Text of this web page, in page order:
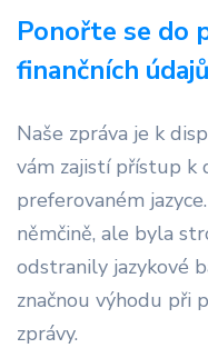
Ponořte se do
finančních
Naše zpráva je k
vám zajistí přístup k
preferovaném
němčině, ale byla
odstranily jazykové
značnou výhodu při
zprávy.